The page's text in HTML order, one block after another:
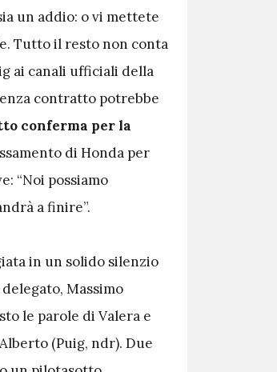
un addio: o vi mettete
Tutto il resto non conta
ai canali ufficiali della
contratto potrebbe
conferma per la
di Honda per
“Noi possiamo
a finire”.
in un solido silenzio
Massimo
le parole di Valera e
(Puig, ndr). Due